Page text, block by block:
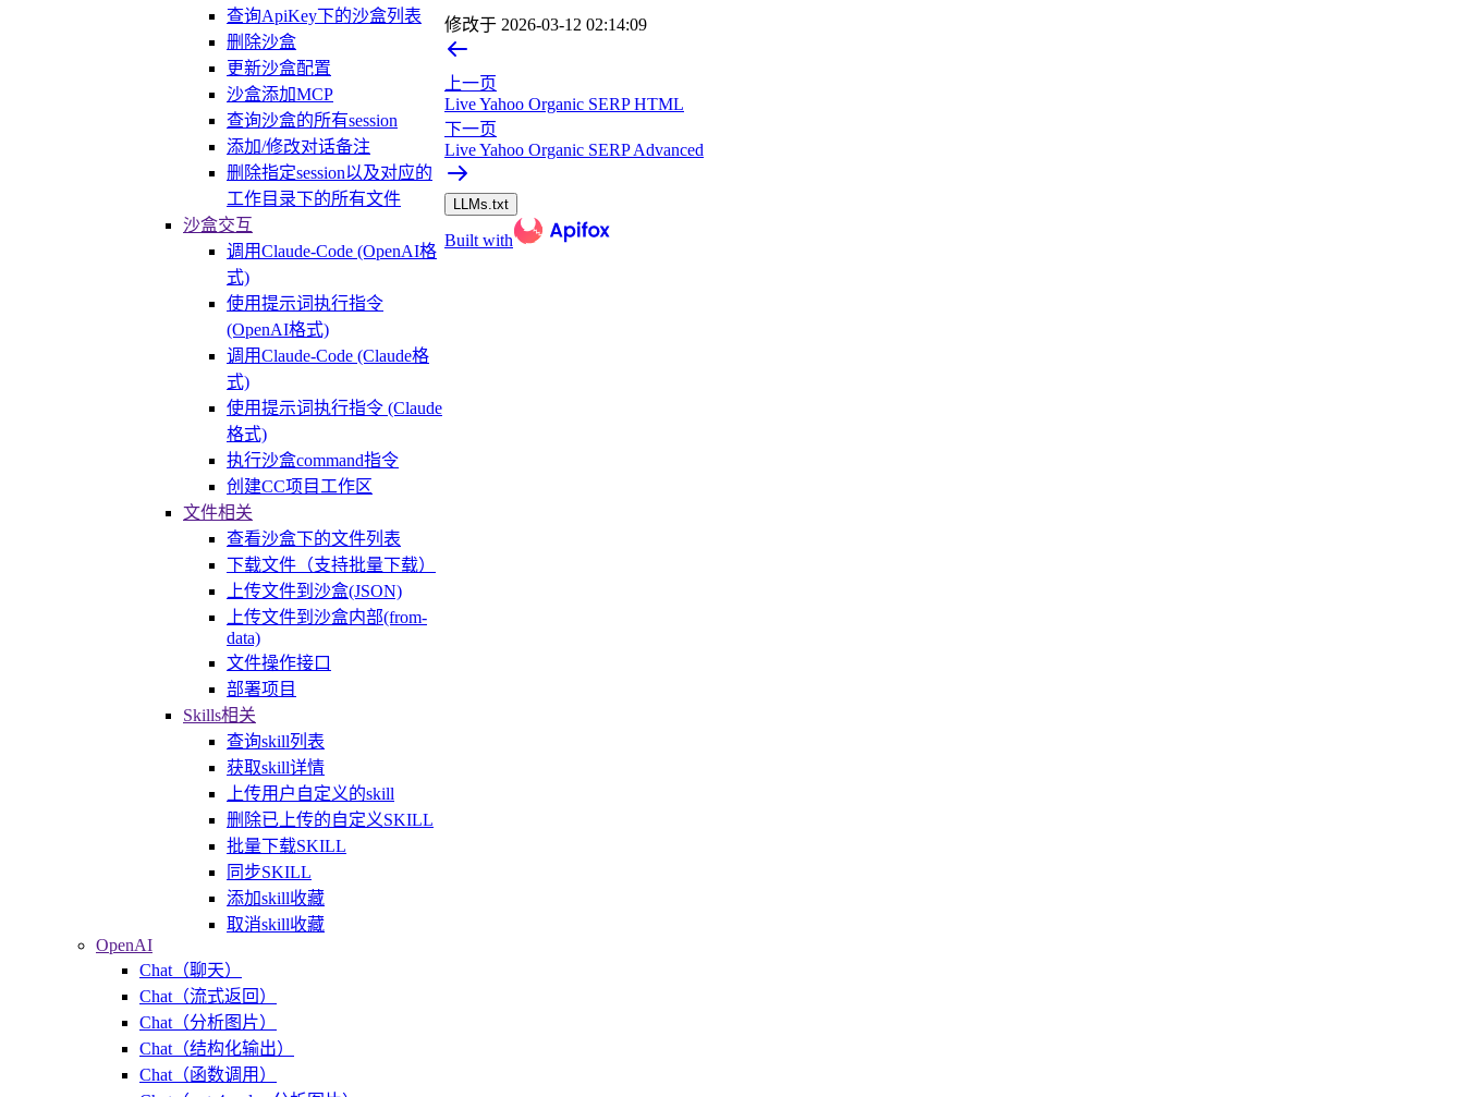
查询ApiKey下的沙盒列表
删除沙盒
更新沙盒配置
沙盒添加MCP
查询沙盒的所有session
添加/修改对话备注
删除指定session以及对应的
工作目录下的所有文件
沙盒交互
调用Claude-Code (OpenAI格
式)
使用提示词执行指令
(OpenAI格式)
调用Claude-Code (Claude格
式)
使用提示词执行指令 (Claude
格式)
执行沙盒command指令
创建CC项目工作区
文件相关
查看沙盒下的文件列表
下载文件（支持批量下载）
上传文件到沙盒(JSON)
上传文件到沙盒内部(from-
data)
文件操作接口
部署项目
Skills相关
查询skill列表
获取skill详情
上传用户自定义的skill
删除已上传的自定义SKILL
批量下载SKILL
同步SKILL
添加skill收藏
取消skill收藏
OpenAI
Chat（聊天）
Chat（流式返回）
Chat（分析图片）
Chat（结构化输出）
Chat（函数调用）
修改于 2026-03-12 02:14:09
上一页
Live Yahoo Organic SERP HTML
下一页
Live Yahoo Organic SERP Advanced
LLMs.txt
Built with